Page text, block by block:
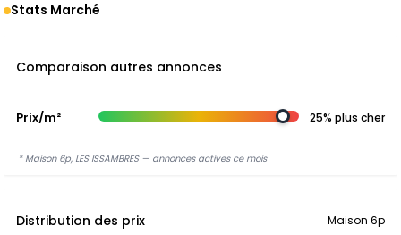
Stats Marché
Comparaison autres annonces
Prix/m² 25% plus cher
* Maison 6p, LES ISSAMBRES — annonces actives ce mois
Distribution des prix Maison 6p